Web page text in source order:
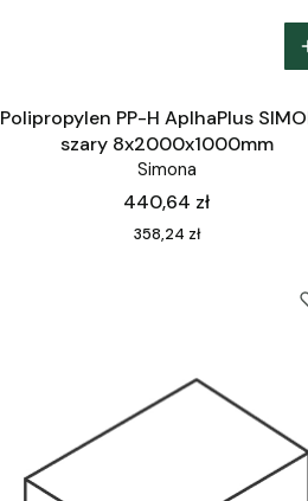
Polipropylen PP-H AplhaPlus
szary 8x2000x1000mm
Simona
Cena
440,64 zł
Cena
358,24 zł